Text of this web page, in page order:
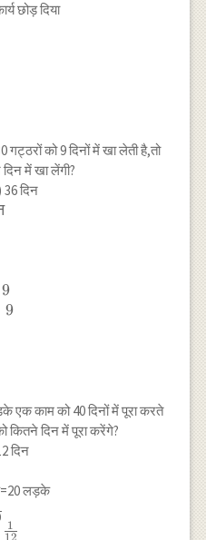
छोड़ दिया
को 9 दिनों में खा लेती है,तो
में खा लेंगी?
36 दिन
9
9
काम को 40 दिनों में पूरा करते
कितने दिन में पूरा करेंगे?
दिन
लड़के
1